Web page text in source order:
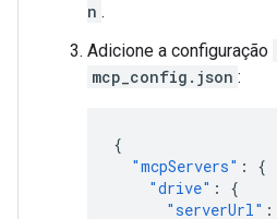
n .
Adicione a configuração
mcp_config.json :
{
"mcpServers" :
{
"drive" :
{
"serverUrl" :